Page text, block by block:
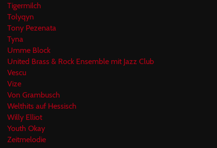
Tigermilch
Tolyqyn
Tony Pezenata
Tyna
Umme Block
United Brass & Rock Ensemble mit Jazz Club
Vescu
Vize
Von Grambusch
Welthits auf Hessisch
Willy Elliot
Youth Okay
Zeitmelodie